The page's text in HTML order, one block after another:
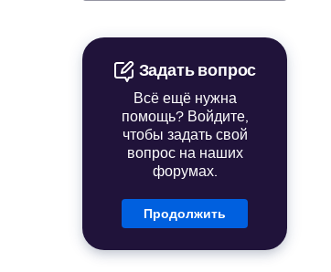
Задать вопрос
Всё ещё нужна
помощь? Войдите,
чтобы задать свой
вопрос на наших
форумах.
Продолжить